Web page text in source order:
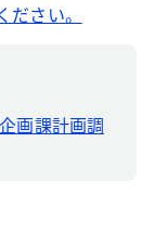
さい。
画課計画調